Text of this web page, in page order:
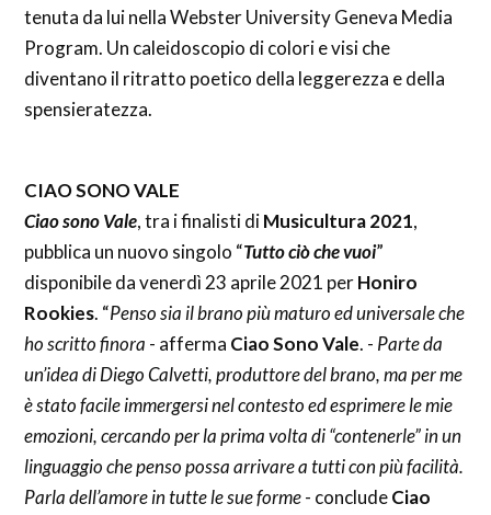
tenuta da lui nella Webster University Geneva Media
Program. Un caleidoscopio di colori e visi che
diventano il ritratto poetico della leggerezza e della
spensieratezza.
CIAO SONO VALE
Ciao sono Vale, tra i finalisti diMusicultura 2021,
pubblica un nuovo singolo “Tutto ciò che vuoi”
disponibile da venerdì 23 aprile 2021 perHoniro
Rookies. “Penso sia il brano più maturo ed universale che
ho scritto finora - afferma Ciao Sono Vale. - Parte da
un’idea di Diego Calvetti, produttore del brano, ma per me
è stato facile immergersi nel contesto ed esprimere le mie
emozioni, cercando per la prima volta di “contenerle” in un
linguaggio che penso possa arrivare a tutti con più facilità.
Parla dell’amore in tutte le sue forme- concludeCiao